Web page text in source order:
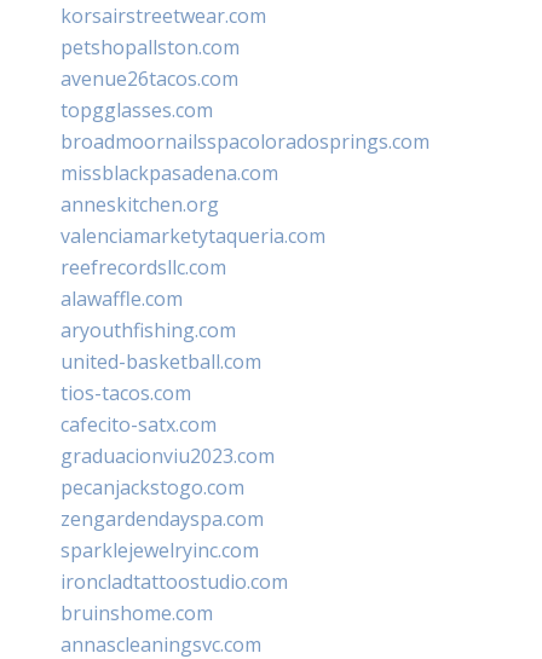
korsairstreetwear.com
petshopallston.com
avenue26tacos.com
topgglasses.com
broadmoornailsspacoloradosprings.com
missblackpasadena.com
anneskitchen.org
valenciamarketytaqueria.com
reefrecordsllc.com
alawaffle.com
aryouthfishing.com
united-basketball.com
tios-tacos.com
cafecito-satx.com
graduacionviu2023.com
pecanjackstogo.com
zengardendayspa.com
sparklejewelryinc.com
ironcladtattoostudio.com
bruinshome.com
annascleaningsvc.com